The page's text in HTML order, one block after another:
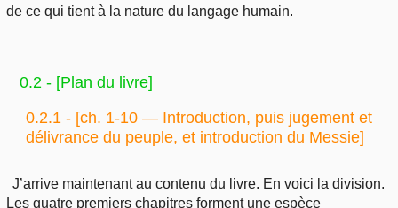
de ce qui tient à la nature du langage humain.
0.2 - [Plan du livre]
0.2.1 - [ch. 1-10 — Introduction, puis jugement et
délivrance du peuple, et introduction du Messie]
J’arrive maintenant au contenu du livre. En voici la division.
Les quatre premiers chapitres forment une espèce